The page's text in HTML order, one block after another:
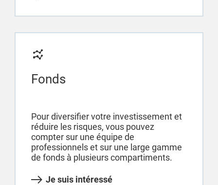
Fonds
Pour diversifier votre investissement et
réduire les risques, vous pouvez
compter sur une équipe de
professionnels et sur une large gamme
de fonds à plusieurs compartiments.
Je suis intéressé